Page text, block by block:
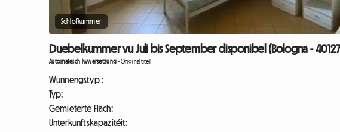
Schlofkummer
Duebelkummer vu Juli bis September disponibel (Bologna -
Automatesch Iwwersetzung -Originaltitel
Wunnengstyp :
Typ:
Gemieterte Fläch:
Unterkunftskapazitéit: